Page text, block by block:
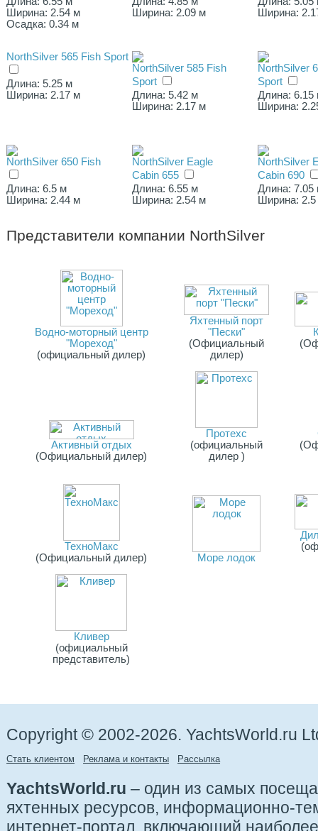
Ширина: 2.54 м
Осадка: 0.34 м
Ширина: 2.09 м
Ширина:
NorthSilver 565 Fish Sport
Длина: 5.25 м
Ширина: 2.17 м
NorthSilver 585 Fish
Sport
Длина: 5.42 м
Ширина: 2.17 м
NorthSilver
Sport
Длина: 6.15
Ширина:
NorthSilver 650 Fish
Длина: 6.5 м
Ширина: 2.44 м
NorthSilver Eagle
Cabin 655
Длина: 6.55 м
Ширина: 2.54 м
NorthSilver
Cabin 690
Длина: 7.05
Ширина:
Представители компании NorthSilver
Водно-моторный центр
"Мореход"
(официальный дилер)
Яхтенный порт
"Пески"
(Официальный
дилер)
Активный отдых
(Официальный дилер)
Протехс
(официальный
дилер )
ТехноМакс
(Официальный дилер)
Море лодок
Кливер
(официальный
представитель)
Copyright © 2002-2026. YachtsWorld.ru
Стать клиентом Реклама и контакты Рассылка
YachtsWorld.ru – один из самых
яхтенных ресурсов, информационно-
интернет-портал, включающий